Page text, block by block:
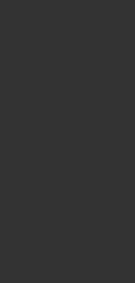
KNIT MICRO 반바지